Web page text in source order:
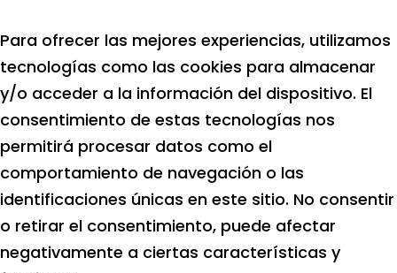
Para ofrecer las mejores experiencias, utilizamos
tecnologías como las cookies para almacenar
y/o acceder a la información del dispositivo. El
consentimiento de estas tecnologías nos
permitirá procesar datos como el
comportamiento de navegación o las
identificaciones únicas en este sitio. No consentir
o retirar el consentimiento, puede afectar
negativamente a ciertas características y